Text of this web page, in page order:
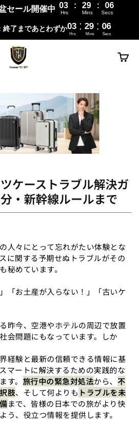
セール開催中 03 : 29 : 04
Hrs Mins Secs
終了まであとわずか03 : 29 : 05
Hrs Mins Secs
New Trip
カート
ケーストラブル解決ガ
・新幹線ルールまで
人々にとって忘れがたい体験とな
に関する予期せぬトラブルがその
秘めています。
「お土産が入らない！」「古いケ
昨今、空港やホテルの周辺で放置
会問題にもなっています。しか
経験と最新の信頼できる情報に基
マートに解決するための実践的な
す。 旅行中の緊急対処法から、 不
肢、そして何よりも トラブルを未
まで、皆様の日本での旅がより快
う、役立つ情報を提供します。